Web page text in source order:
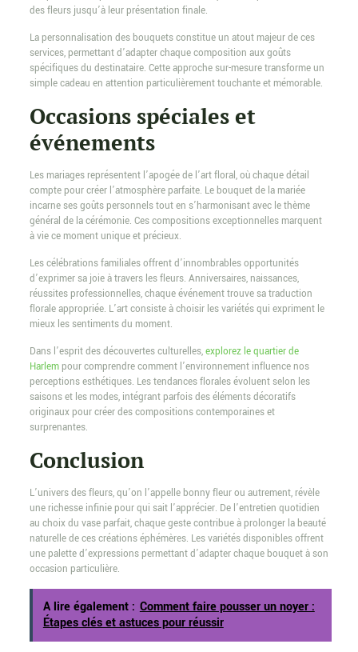
des fleurs jusqu’à leur présentation finale.
La personnalisation des bouquets constitue un atout majeur de ces
services, permettant d’adapter chaque composition aux goûts
spécifiques du destinataire. Cette approche sur-mesure transforme un
simple cadeau en attention particulièrement touchante et mémorable.
Occasions spéciales et
événements
Les mariages représentent l’apogée de l’art floral, où chaque détail
compte pour créer l’atmosphère parfaite. Le bouquet de la mariée
incarne ses goûts personnels tout en s’harmonisant avec le thème
général de la cérémonie. Ces compositions exceptionnelles marquent
à vie ce moment unique et précieux.
Les célébrations familiales offrent d’innombrables opportunités
d’exprimer sa joie à travers les fleurs. Anniversaires, naissances,
réussites professionnelles, chaque événement trouve sa traduction
florale appropriée. L’art consiste à choisir les variétés qui expriment le
mieux les sentiments du moment.
Dans l’esprit des découvertes culturelles,explorez le quartier de
Harlempour comprendre comment l’environnement influence nos
perceptions esthétiques. Les tendances florales évoluent selon les
saisons et les modes, intégrant parfois des éléments décoratifs
originaux pour créer des compositions contemporaines et
surprenantes.
Conclusion
L’univers des fleurs, qu’on l’appelle bonny fleur ou autrement, révèle
une richesse infinie pour qui sait l’apprécier. De l’entretien quotidien
au choix du vase parfait, chaque geste contribue à prolonger la beauté
naturelle de ces créations éphémères. Les variétés disponibles offrent
une palette d’expressions permettant d’adapter chaque bouquet à son
occasion particulière.
A lire également : Comment faire pousser un noyer :
Étapes clés et astuces pour réussir